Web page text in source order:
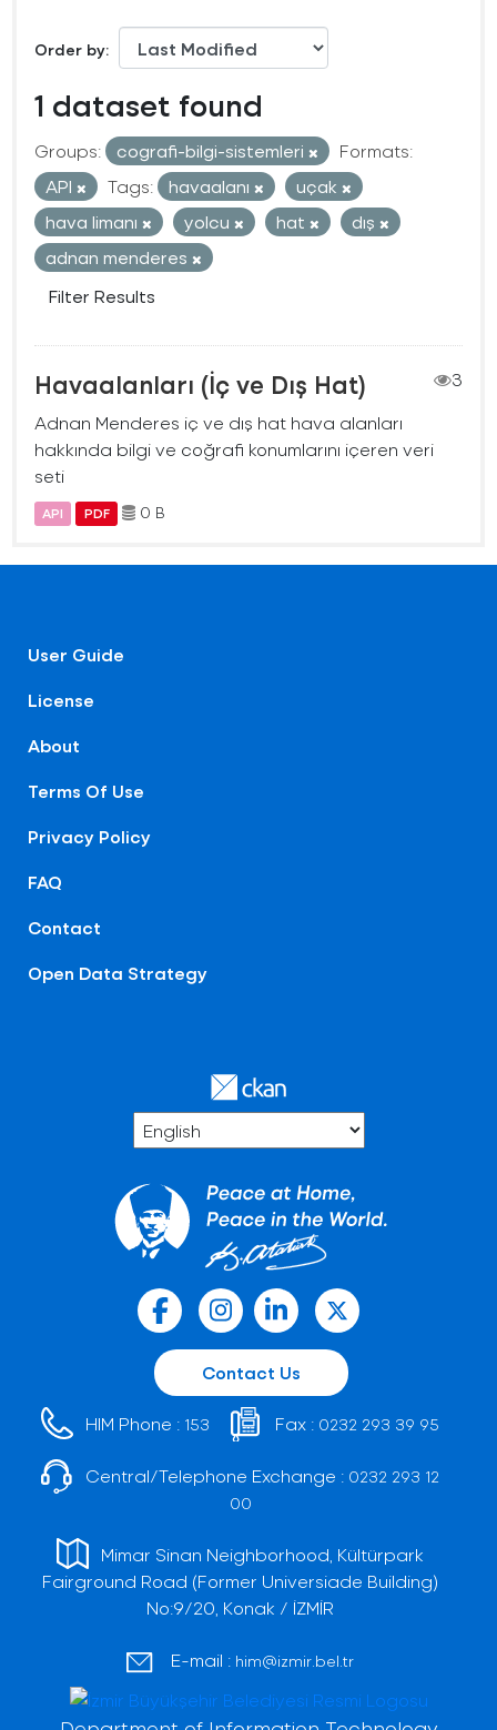
Order by
1 dataset found
Groups: cografi-bilgi-sistemleri
Formats:
API
Tags: havaalanı
uçak
hava limanı
yolcu hat
dış
adnan menderes
Filter Results
Havaalanları (İç ve Dış Hat)
3
Adnan Menderes iç ve dış hat hava alanları
hakkında bilgi ve coğrafi konumlarını içeren veri
seti
API PDF 0 B
User Guide
License
About
Terms Of Use
Privacy Policy
FAQ
Contact
Open Data Strategy
Contact Us
HIM Phone : 153 Fax : 0232 293 39 95
Central/Telephone Exchange : 0232 293 12
00
Mimar Sinan Neighborhood, Kültürpark
Fairground Road (Former Universiade Building)
No:9/20, Konak / İZMİR
E-mail : him@izmir.bel.tr